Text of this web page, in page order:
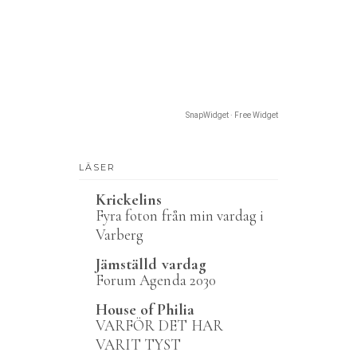
SnapWidget · Free Widget
LÄSER
Krickelins
Fyra foton från min vardag i
Varberg
Jämställd vardag
Forum Agenda 2030
House of Philia
VARFÖR DET HAR
VARIT TYST